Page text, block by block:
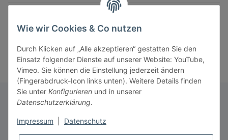
Informationen
Wie wir Cookies & Co nutzen
Durch Klicken auf „Alle akzeptieren“ gestatten Sie den
Einsatz folgender Dienste auf unserer Website: YouTube,
Vimeo. Sie können die Einstellung jederzeit ändern
(Fingerabdruck-Icon links unten). Weitere Details finden
Sie unter Konfigurieren und in unserer
Datenschutzerklärung.
Impressum Datenschutz